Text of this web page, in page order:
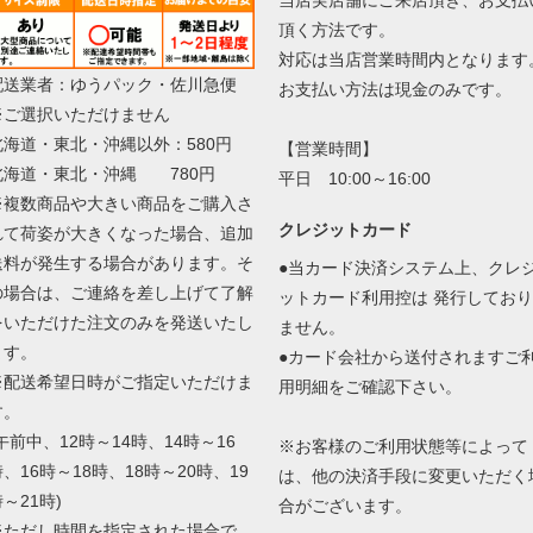
送業者：ゆうパック・佐川急便
選択いただけません
海道・東北・沖縄以外：580円
海道・東北・沖縄 780円
数商品や大きい商品をご購入さ
て荷姿が大きくなった場合、追加
料が発生する場合があります。そ
場合は、ご連絡を差し上げて了解
いただけた注文のみを発送いたし
。
送希望日時がご指定いただけま
前中、12時～14時、14時～16
、16時～18時、18時～20時、19
～21時)
頂く方法です。
対応は当店営業時間内となります
お支払い方法は現金のみです。
【営業時間】
平日 10:00～16:00
クレジットカード
●当カード決済システム上、クレ
ットカード利用控は 発行しており
ません。
●カード会社から送付されますご
用明細をご確認下さい。
※お客様のご利用状態等によって
は、他の決済手段に変更いただく
合がございます。